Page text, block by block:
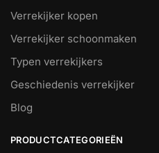
Verrekijker kopen
Verrekijker schoonmaken
Typen verrekijkers
Geschiedenis verrekijker
Blog
PRODUCTCATEGORIEËN